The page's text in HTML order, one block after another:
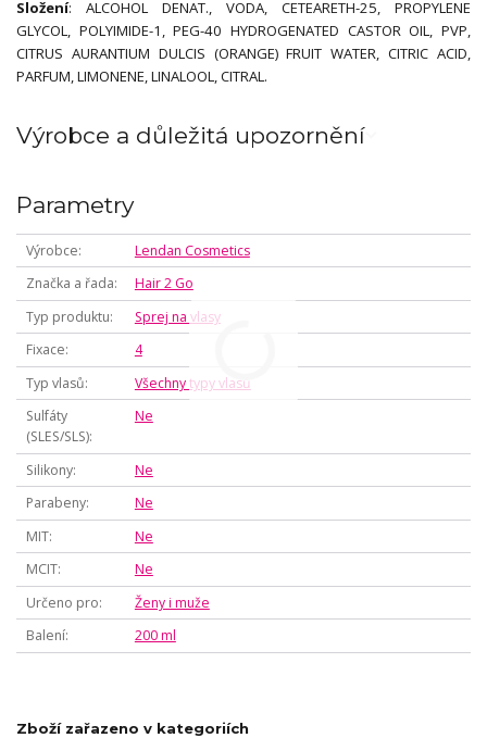
Složení: ALCOHOL DENAT., VODA, CETEARETH-25, PROPYLENE
GLYCOL, POLYIMIDE-1, PEG-40 HYDROGENATED CASTOR OIL, PVP,
CITRUS AURANTIUM DULCIS (ORANGE) FRUIT WATER, CITRIC ACID,
PARFUM, LIMONENE, LINALOOL, CITRAL.
Výrobce a důležitá upozornění
Parametry
Výrobce
Lendan Cosmetics
Značka a řada
Hair 2 Go
Typ produktu
Sprej na vlasy
Fixace
4
Typ vlasů
Všechny typy vlasů
Sulfáty
(SLES/SLS)
Ne
Silikony
Ne
Parabeny
Ne
MIT
Ne
MCIT
Ne
Určeno pro
Ženy i muže
Balení
200 ml
Zboží zařazeno v kategoriích